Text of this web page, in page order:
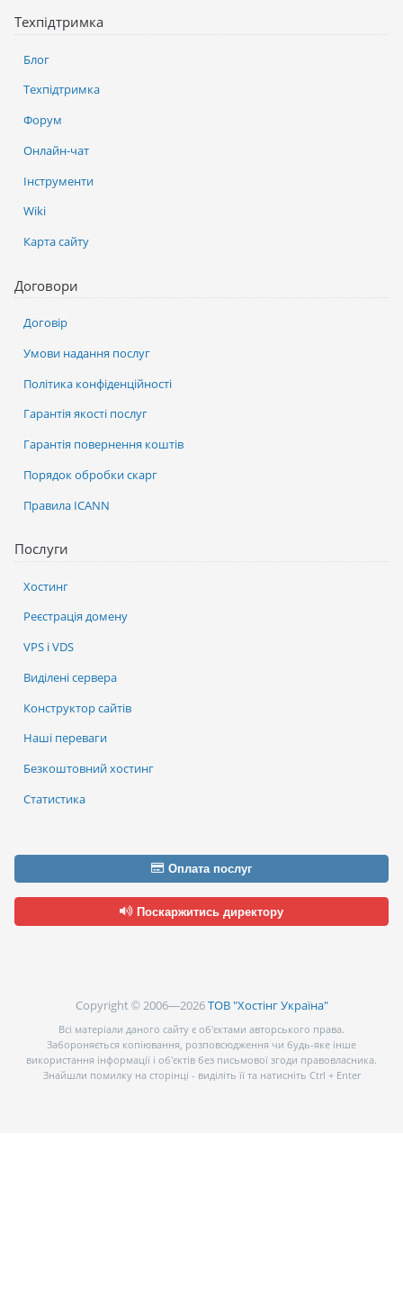
Послуги
Хостинг
Реєстрація домену
VPS і VDS
Виділені сервера
Конструктор сайтів
Наші переваги
Безкоштовний хостинг
Статистика
Техпідтримка
Блог
Техпідтримка
Форум
Онлайн-чат
Інструменти
Wiki
Карта сайту
Договори
Договір
Умови надання послуг
Політика конфіденційності
Гарантія якості послуг
Гарантія повернення коштів
Порядок обробки скарг
Правила ICANN
Оплата послуг
Поскаржитись директору
Copyright © 2006—2026ТОВ "Хостінг Україна"
Всі матеріали даного сайту є об’єктами авторського права.
Забороняється копіювання, розповсюдження чи будь-яке інше
використання інформації і об’єктів без письмової згоди правовласника.
Знайшли помилку на сторінці - виділіть її та натисніть Ctrl + Enter